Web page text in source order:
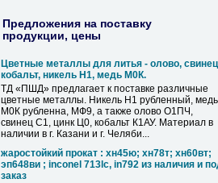
Предложения на поставку
продукции, цены
Цветные металлы для литья - олово,
кобальт, никель Н1, медь М0К.
ТД «ПШД» предлагает к поставке различные
цветные металлы. Никель Н1 рубленный, медь
М0К рубленна, МФ9, а также олово О1ПЧ,
свинец С1, цинк Ц0, кобальт К1АУ. Материал в
наличии в г. Казани и г. Челяби...
жаростойкий прокат : хн45ю; хн78т; хн60вт;
эп648ви ; inconel 713lc, in792 из наличия и
заказ